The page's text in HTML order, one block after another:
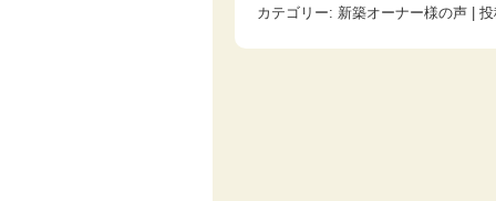
カテゴリー: 新築オーナー様の声 |